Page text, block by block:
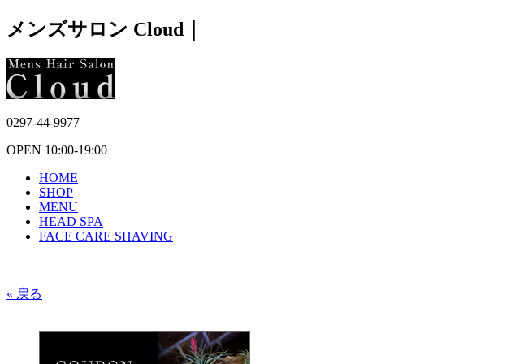
メンズサロン Cloud｜
0297-44-9977
OPEN 10:00-19:00
HOME
SHOP
MENU
HEAD SPA
FACE CARE SHAVING
« 戻る